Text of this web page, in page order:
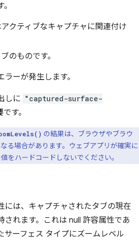
アクティブなキャプチャに関連付け
のものです。
ーが発生します。
しに "captured-surface-
です。
の結果は、ブラウザやブラウ
る場合があります。ウェブアプリが確実に
をハードコードしないでください。
には、キャプチャされたタブの現在
されます。これは null 許容属性であ
サーフェス タイプにズームレベル